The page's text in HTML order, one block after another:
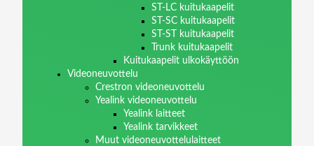
ST-LC kuitukaapelit
ST-SC kuitukaapelit
ST-ST kuitukaapelit
Trunk kuitukaapelit
Kuitukaapelit ulkokäyttöön
Videoneuvottelu
Crestron videoneuvottelu
Yealink videoneuvottelu
Yealink laitteet
Yealink tarvikkeet
Muut videoneuvottelulaitteet